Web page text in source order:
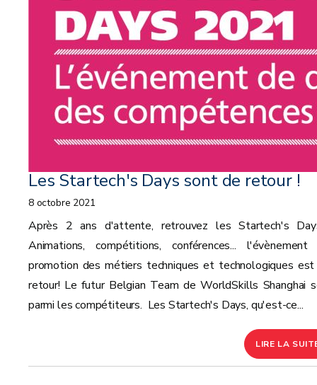
Les Startech's Days sont de retour !
8 octobre 2021
Après 2 ans d'attente, retrouvez les Startech's
Animations, compétitions, conférences...
promotion des métiers techniques et technologiques
retour! Le futur Belgian Team de WorldSkills Shanghai
parmi les compétiteurs. Les Startech's Days, qu'est-ce...
LIRE LA